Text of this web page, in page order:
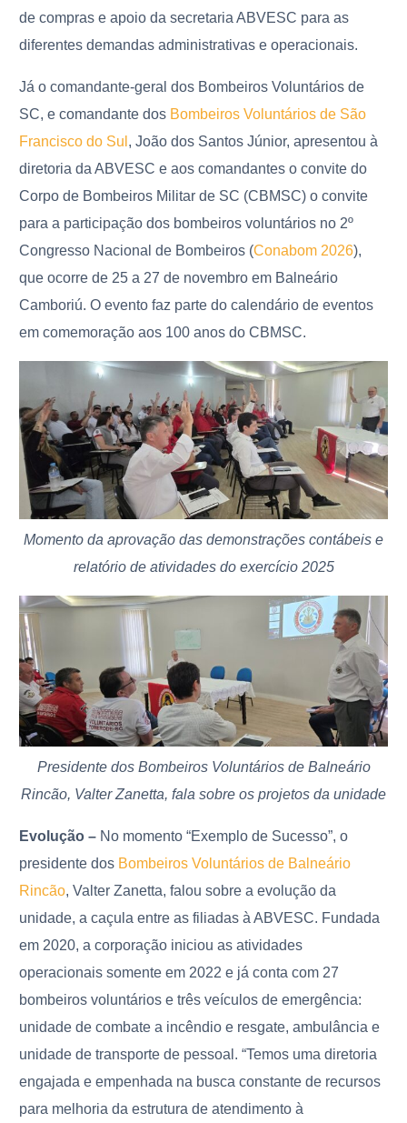
de compras e apoio da secretaria ABVESC para as
diferentes demandas administrativas e operacionais.
Já o comandante-geral dos Bombeiros Voluntários de
SC, e comandante dos Bombeiros Voluntários de São
Francisco do Sul , João dos Santos Júnior, apresentou à
diretoria da ABVESC e aos comandantes o convite do
Corpo de Bombeiros Militar de SC (CBMSC) o convite
para a participação dos bombeiros voluntários no 2º
Congresso Nacional de Bombeiros (Conabom 2026),
que ocorre de 25 a 27 de novembro em Balneário
Camboriú. O evento faz parte do calendário de eventos
em comemoração aos 100 anos do CBMSC.
Momento da aprovação das demonstrações contábeis e
relatório de atividades do exercício 2025
Presidente dos Bombeiros Voluntários de Balneário
Rincão, Valter Zanetta, fala sobre os projetos da unidade
Evolução – No momento “Exemplo de Sucesso”, o
presidente dos Bombeiros Voluntários de Balneário
Rincão, Valter Zanetta, falou sobre a evolução da
unidade, a caçula entre as filiadas à ABVESC. Fundada
em 2020, a corporação iniciou as atividades
operacionais somente em 2022 e já conta com 27
bombeiros voluntários e três veículos de emergência:
unidade de combate a incêndio e resgate, ambulância e
unidade de transporte de pessoal. “Temos uma diretoria
engajada e empenhada na busca constante de recursos
para melhoria da estrutura de atendimento à